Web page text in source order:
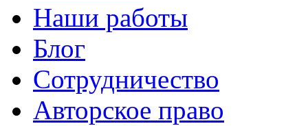
Наши работы
Блог
Сотрудничество
Авторское право